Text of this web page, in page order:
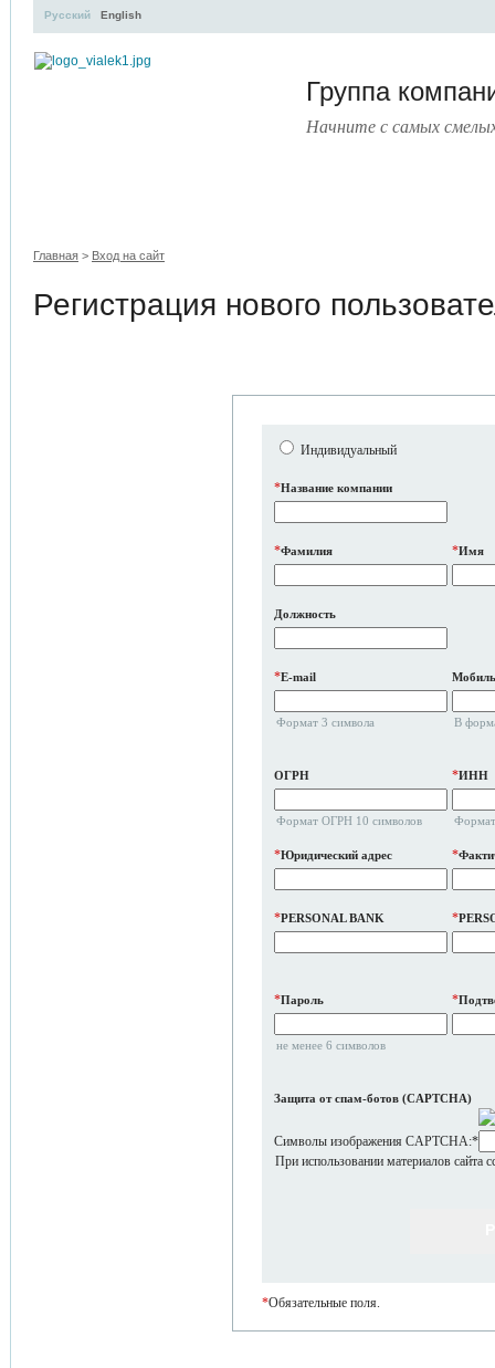
Группа
Начните с самых
Русский English
Главная > Вход на сайт
Регистрация нового
Индивидуальный
*Название компании
*Фамилия *Имя
Должность
*E-mail
Формат 3 символа В
ОГРН
Формат ОГРН 10 символов
*ИНН
*Юридический адрес *
*PERSONAL BANK *
*Пароль
не менее 6 символов
*
Защита от спам-ботов (CAPTCHA)
Символы изображения CAPTCHA:*
При использовании материалов сайта
*Обязательные поля.